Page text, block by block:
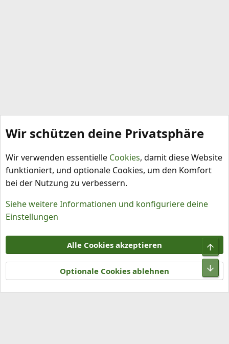
Schlagworte
Nutzungsbedingungen
Datenschutz
Hilfe und Impressum
R
S
S
Community platform by XenForo® © 2010-2026 XenForo Ltd.
Wir schützen deine Privatsphäre
Wir verwenden essentielle Cookies, damit diese Website
funktioniert, und optionale Cookies, um den Komfort
bei der Nutzung zu verbessern.
Siehe weitere Informationen und konfiguriere deine
Einstellungen
Alle Cookies akzeptieren
Optionale Cookies ablehnen